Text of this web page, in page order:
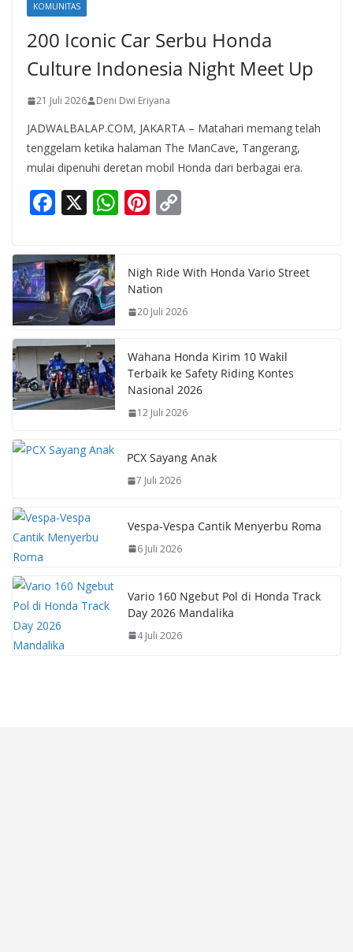
KOMUNITAS
200 Iconic Car Serbu Honda
Culture Indonesia Night Meet Up
21 Juli 2026 Deni Dwi Eriyana
JADWALBALAP.COM, JAKARTA – Matahari memang telah
tenggelam ketika halaman The ManCave, Tangerang,
mulai dipenuhi deretan mobil Honda dari berbagai era.
F
e
b
o
o
k
X W
s
A
p
Pi
e
st
y
Li
k
Nigh Ride With Honda Vario Street
Nation
20 Juli 2026
Wahana Honda Kirim 10 Wakil
Terbaik ke Safety Riding Kontes
Nasional 2026
12 Juli 2026
PCX Sayang Anak
7 Juli 2026
Vespa-Vespa Cantik Menyerbu Roma
6 Juli 2026
Vario 160 Ngebut Pol di Honda Track
Day 2026 Mandalika
4 Juli 2026